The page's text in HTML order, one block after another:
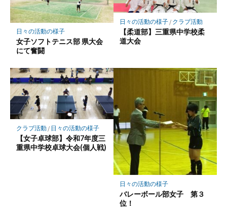
日々の活動の様子
女子ソフトテニス部 県大会
にて奮闘
日々の活動の様子/ クラブ活動
【柔道部】三重県中学校柔
道大会
クラブ活動/ 日々の活動の様子
【女子卓球部】令和7年度三
重県中学校卓球大会(個人戦)
日々の活動の様子
バレーボール部女子 第３
位！